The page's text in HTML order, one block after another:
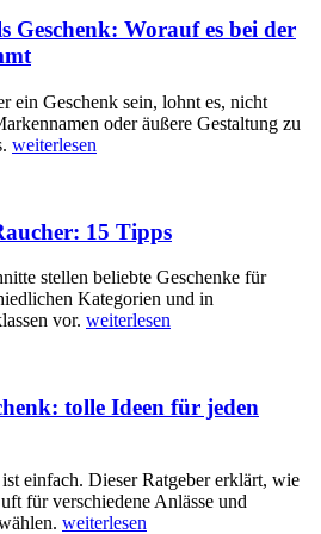
Geschenk: Worauf es bei der
ein Geschenk sein, lohnt es, nicht
oder äußere Gestaltung zu
weiterlesen
15 Tipps
stellen beliebte Geschenke für
Kategorien und in
vor. weiterlesen
tolle Ideen für jeden
einfach. Dieser Ratgeber erklärt, wie
für verschiedene Anlässe und
weiterlesen